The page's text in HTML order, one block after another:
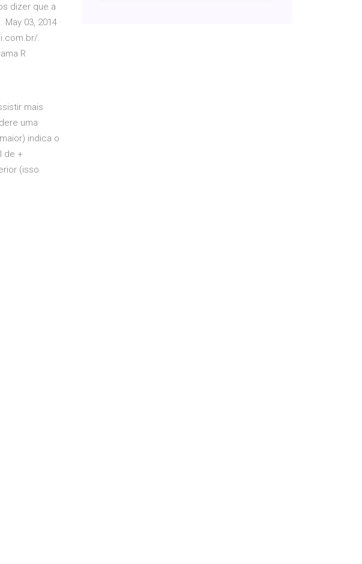
dizer que a
03, 2014 ·
.
R
mais
uma
indica o
de +
(isso